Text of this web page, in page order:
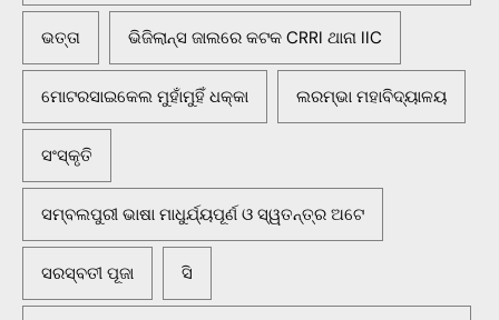
ଭତ୍ତା ଭିଜିଲାନ୍ସ ଜାଲରେ କଟକ CRRI ଥାନା IIC
ମୋଟରସାଇକେଲ ମୁହାଁମୁହିଁ ଧକ୍କା ଲରମ୍ଭା ମହାବିଦ୍ୟାଳୟ
ସଂସ୍କୃତି
ସମ୍ବଲପୁରୀ ଭାଷା ମାଧୁର୍ଯ୍ୟପୂର୍ଣ ଓ ସ୍ୱତନ୍ତ୍ର ଅଟେ
ସରସ୍ବତୀ ପୂଜା ସି